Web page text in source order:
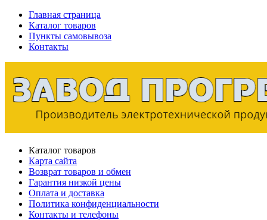
Главная страница
Каталог товаров
Пункты самовывоза
Контакты
Каталог товаров
Карта сайта
Возврат товаров и обмен
Гарантия низкой цены
Оплата и доставка
Политика конфиденциальности
Контакты и телефоны